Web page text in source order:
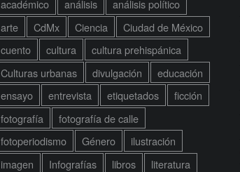
académico análisis
análisis político
arte
CdMx Ciencia
Ciudad de México
cuento
cultura
cultura prehispánica
Culturas urbanas
divulgación
educación
ensayo
entrevista etiquetados
ficción
fotografía
fotografía de calle
fotoperiodismo
Género
ilustración
imagen
Infografías libros
literatura